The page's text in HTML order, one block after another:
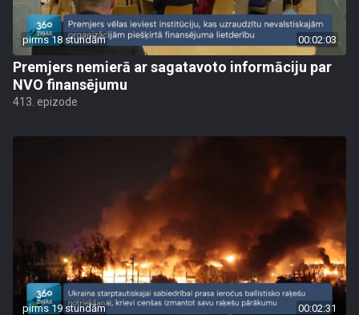
pirms 18 stundām 00:02:03
Premjers nemierā ar sagatavoto informāciju par
NVO finansējumu
413. epizode
pirms 19 stundām 00:02:31